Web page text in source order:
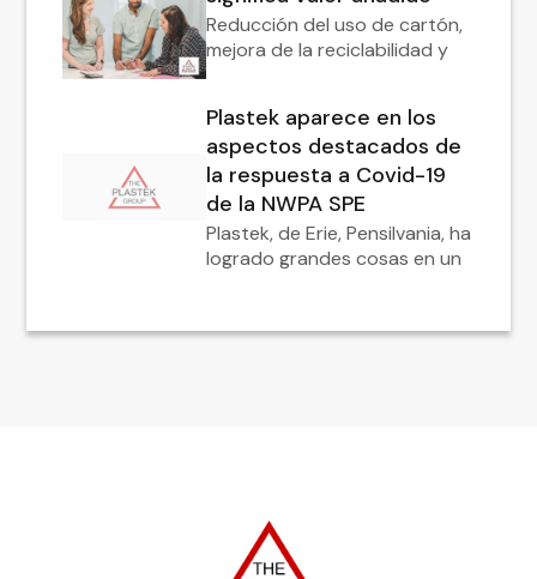
Reducción del uso de cartón,
mejora de la reciclabilidad y
Plastek aparece en los
aspectos destacados de
la respuesta a Covid-19
de la NWPA SPE
Plastek, de Erie, Pensilvania, ha
logrado grandes cosas en un